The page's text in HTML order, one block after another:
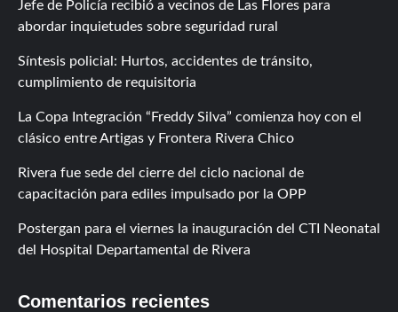
Jefe de Policía recibió a vecinos de Las Flores para
abordar inquietudes sobre seguridad rural
Síntesis policial: Hurtos, accidentes de tránsito,
cumplimiento de requisitoria
La Copa Integración “Freddy Silva” comienza hoy con el
clásico entre Artigas y Frontera Rivera Chico
Rivera fue sede del cierre del ciclo nacional de
capacitación para ediles impulsado por la OPP
Postergan para el viernes la inauguración del CTI Neonatal
del Hospital Departamental de Rivera
Comentarios recientes